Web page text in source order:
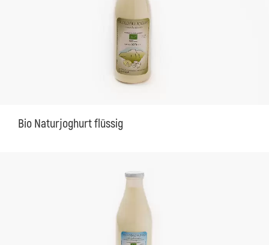
Bio Naturjoghurt flüssig